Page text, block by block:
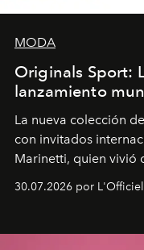
MODA
Originals Sport:
lanzamiento
La nueva colección
con invitados
Marinetti, quien vivió
fusiona moda y
30.07.2026 por